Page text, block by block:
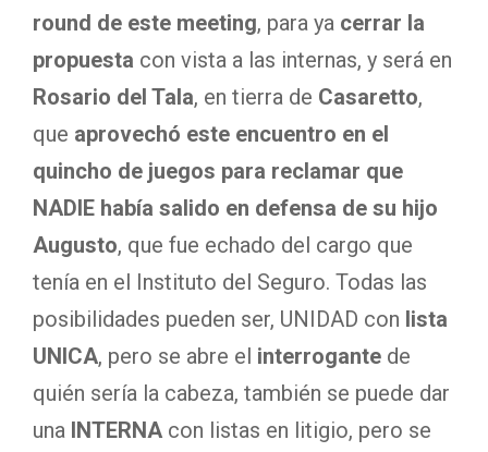
round de este meeting, para ya cerrar la
propuesta con vista a las internas, y será en
Rosario del Tala, en tierra de Casaretto,
que aprovechó este encuentro en el
quincho de juegos para reclamar que
NADIE había salido en defensa de su hijo
Augusto, que fue echado del cargo que
tenía en el Instituto del Seguro. Todas las
posibilidades pueden ser, UNIDAD con lista
UNICA, pero se abre el interrogante de
quién sería la cabeza, también se puede dar
una INTERNA con listas en litigio, pero se